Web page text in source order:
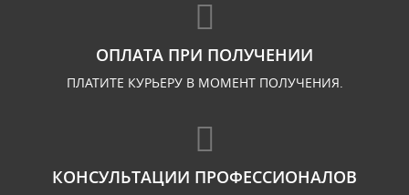
ОПЛАТА ПРИ ПОЛУЧЕНИИ
ПЛАТИТЕ КУРЬЕРУ В МОМЕНТ ПОЛУЧЕНИЯ.
КОНСУЛЬТАЦИИ ПРОФЕССИОНАЛОВ